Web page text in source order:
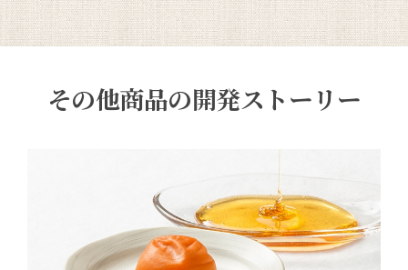
特に大容量パックだとお手元に届くまで
に梅干しが重みでつぶれてしまうこと
梅干しが重ならず一列に並べられるよう
その他商品の開発ストーリー